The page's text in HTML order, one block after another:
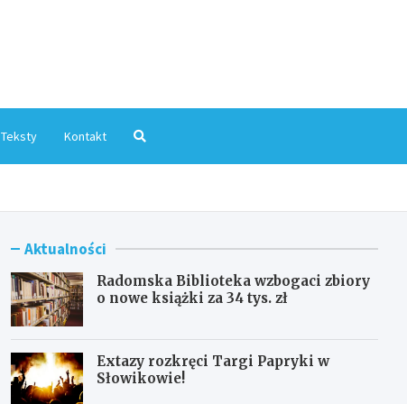
Teksty Kontakt
Aktualności
Radomska Biblioteka wzbogaci zbiory
o nowe książki za 34 tys. zł
Extazy rozkręci Targi Papryki w
Słowikowie!